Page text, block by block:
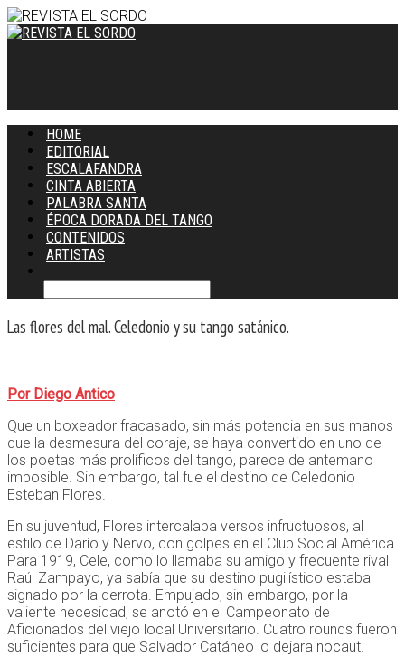
HOME
EDITORIAL
ESCALAFANDRA
CINTA ABIERTA
PALABRA SANTA
ÉPOCA DORADA DEL TANGO
CONTENIDOS
ARTISTAS
Las flores del mal. Celedonio y su tango satánico.
Por Diego Antico
Que un boxeador fracasado, sin más potencia en sus manos
que la desmesura del coraje, se haya convertido en uno de
los poetas más prolíficos del tango, parece de antemano
imposible. Sin embargo, tal fue el destino de Celedonio
Esteban Flores.
En su juventud, Flores intercalaba versos infructuosos, al
estilo de Darío y Nervo, con golpes en el Club Social América.
Para 1919, Cele, como lo llamaba su amigo y frecuente rival
Raúl Zampayo, ya sabía que su destino pugilístico estaba
signado por la derrota. Empujado, sin embargo, por la
valiente necesidad, se anotó en el Campeonato de
Aficionados del viejo local Universitario. Cuatro rounds fueron
suficientes para que Salvador Catáneo lo dejara nocaut.